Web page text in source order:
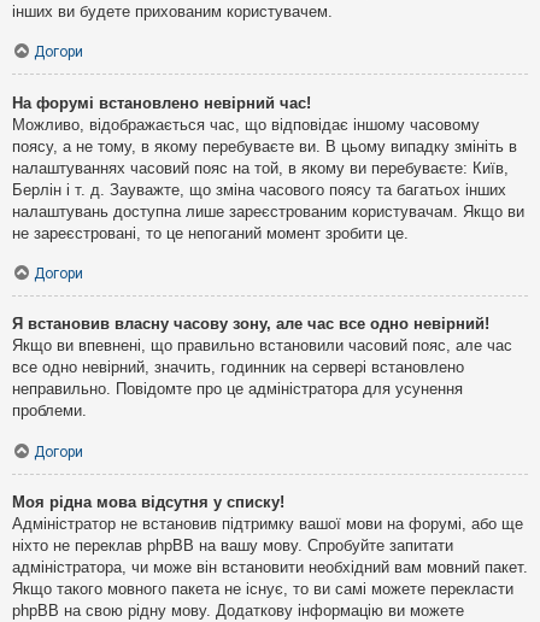
інших ви будете прихованим користувачем.
Догори
На форумі встановлено невірний час!
Можливо, відображається час, що відповідає іншому часовому
поясу, а не тому, в якому перебуваєте ви. В цьому випадку змініть в
налаштуваннях часовий пояс на той, в якому ви перебуваєте: Київ,
Берлін і т. д. Зауважте, що зміна часового поясу та багатьох інших
налаштувань доступна лише зареєстрованим користувачам. Якщо ви
не зареєстровані, то це непоганий момент зробити це.
Догори
Я встановив власну часову зону, але час все одно невірний!
Якщо ви впевнені, що правильно встановили часовий пояс, але час
все одно невірний, значить, годинник на сервері встановлено
неправильно. Повідомте про це адміністратора для усунення
проблеми.
Догори
Моя рідна мова відсутня у списку!
Адміністратор не встановив підтримку вашої мови на форумі, або ще
ніхто не переклав phpBB на вашу мову. Спробуйте запитати
адміністратора, чи може він встановити необхідний вам мовний пакет.
Якщо такого мовного пакета не існує, то ви самі можете перекласти
phpBB на свою рідну мову. Додаткову інформацію ви можете